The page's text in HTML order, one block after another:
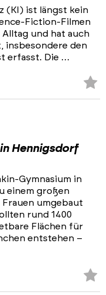
(KI) ist längst kein
Fiction-Filmen
Alltag und hat auch
insbesondere den
erfasst. Die …
Hennigsdorf
Gymnasium in
einem großen
umgebaut
rund 1400
Flächen für
entstehen –